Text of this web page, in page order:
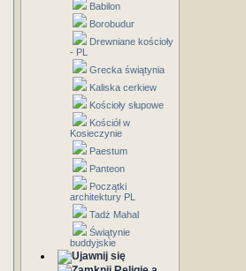
Babilon
Borobudur
Drewniane kościoły
- PL
Grecka świątynia
Kaliska cerkiew
Kościoły słupowe
Kościół w
Kosieczynie
Paestum
Panteon
Początki
architektury PL
Tadż Mahal
Świątynie
buddyjskie